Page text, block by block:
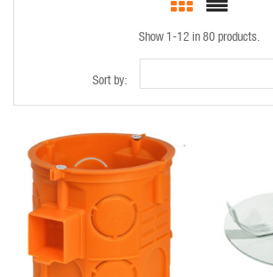
Show 1-12 in 80 products.
Sort by:
QUICK VIEW